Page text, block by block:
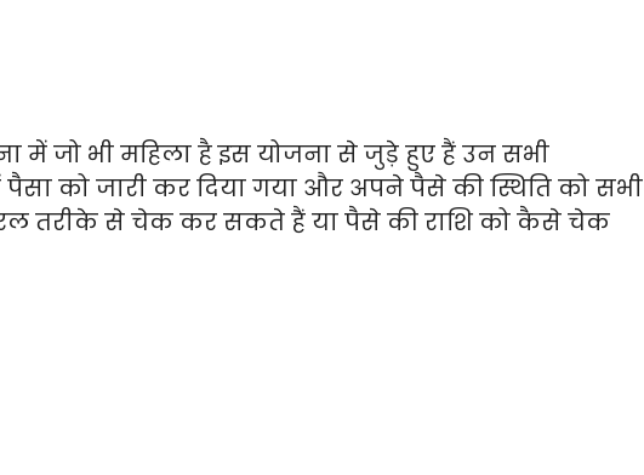
में जो भी महिला है इस योजना से जुड़े हुए हैं उन सभी
को जारी कर दिया गया और अपने पैसे की स्थिति को सभी
तरीके से चेक कर सकते हैं या पैसे की राशि को कैसे चेक